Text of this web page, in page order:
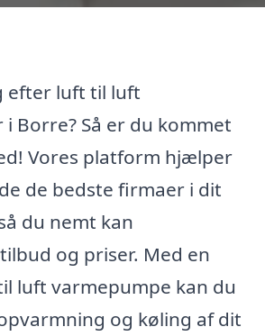
efter luft til luft
Borre? Så er du kommet
Vores platform hjælper
de bedste firmaer i dit
du nemt kan
og priser. Med en
luft varmepumpe kan du
og køling af dit